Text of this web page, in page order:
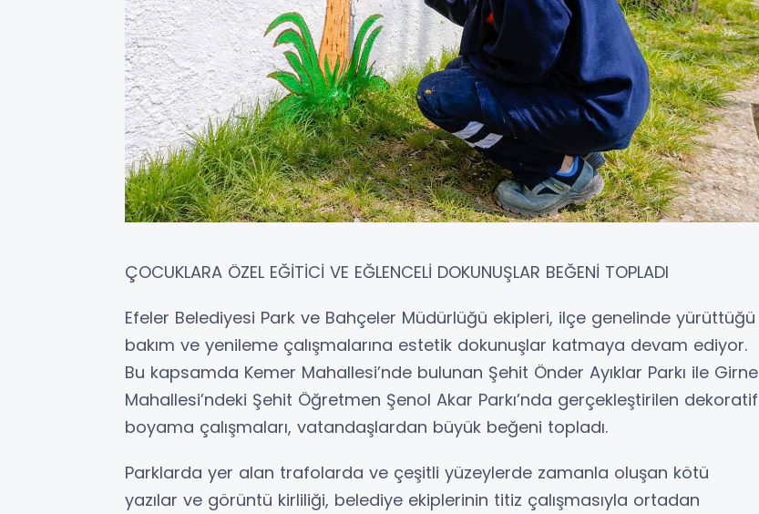
ÇOCUKLARA ÖZEL EĞİTİCİ VE EĞLENCELİ DOKUNUŞLAR BEĞENİ TOPLADI
Efeler Belediyesi Park ve Bahçeler Müdürlüğü ekipleri, ilçe genelinde yürüttüğü
bakım ve yenileme çalışmalarına estetik dokunuşlar katmaya devam ediyor.
Bu kapsamda Kemer Mahallesi’nde bulunan Şehit Önder Ayıklar Parkı ile Girne
Mahallesi’ndeki Şehit Öğretmen Şenol Akar Parkı’nda gerçekleştirilen dekoratif
boyama çalışmaları, vatandaşlardan büyük beğeni topladı.
Parklarda yer alan trafolarda ve çeşitli yüzeylerde zamanla oluşan kötü
yazılar ve görüntü kirliliği, belediye ekiplerinin titiz çalışmasıyla ortadan